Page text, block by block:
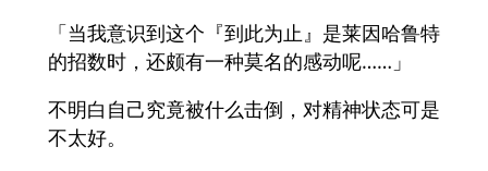
「当我意识到这个『到此为止』是莱因哈鲁特
的招数时，还颇有一种莫名的感动呢……」
不明白自己究竟被什么击倒，对精神状态可是
不太好。